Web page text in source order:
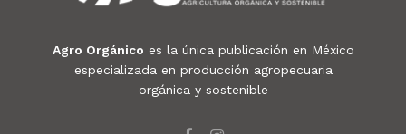
Agro Orgánico es la única publicación en México
especializada en producción agropecuaria
orgánica y sostenible